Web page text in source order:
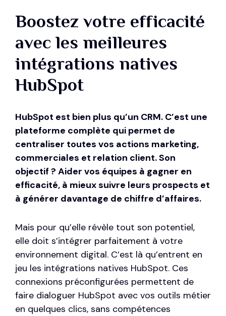
Boostez votre efficacité
avec les meilleures
intégrations natives
HubSpot
HubSpot est bien plus qu’un CRM. C’est une
plateforme complète qui permet de
centraliser toutes vos actions marketing,
commerciales et relation client. Son
objectif ? Aider vos équipes à gagner en
efficacité, à mieux suivre leurs prospects et
à générer davantage de chiffre d’affaires.
Mais pour qu’elle révèle tout son potentiel,
elle doit s’intégrer parfaitement à votre
environnement digital. C’est là qu’entrent en
jeu les intégrations natives HubSpot. Ces
connexions préconfigurées permettent de
faire dialoguer HubSpot avec vos outils métier
en quelques clics, sans compétences